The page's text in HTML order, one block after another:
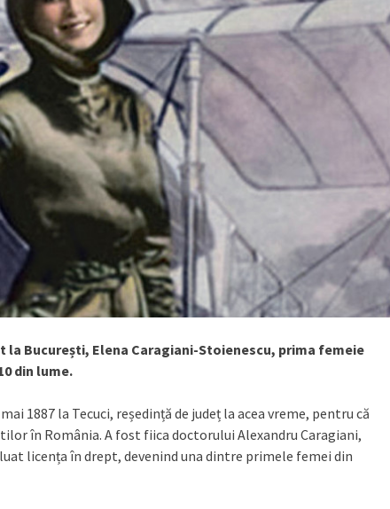
la București, Elena Caragiani-Stoienescu, prima femeie
din lume.
1887 la Tecuci, reședință de județ la acea vreme, pentru că
în România. A fost fiica doctorului Alexandru Caragiani,
licența în drept, devenind una dintre primele femei din